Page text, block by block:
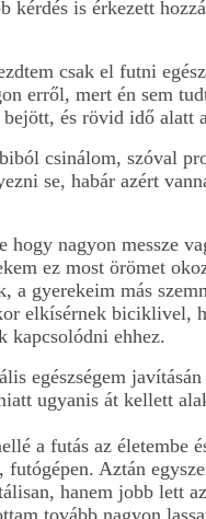
kérdés is érkezett
csak el futni
erről, mert én sem
és rövid idő alatt
csinálom, szóval
se, habár azért
hogy nagyon messze
ez most örömet
a gyerekeim más
elkísérnek biciklivel,
kapcsolódni ehhez.
egészségem
ugyanis át kellett
a futás az életembe
futógépen. Aztán
hanem jobb lett